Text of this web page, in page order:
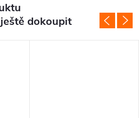
dokoupit